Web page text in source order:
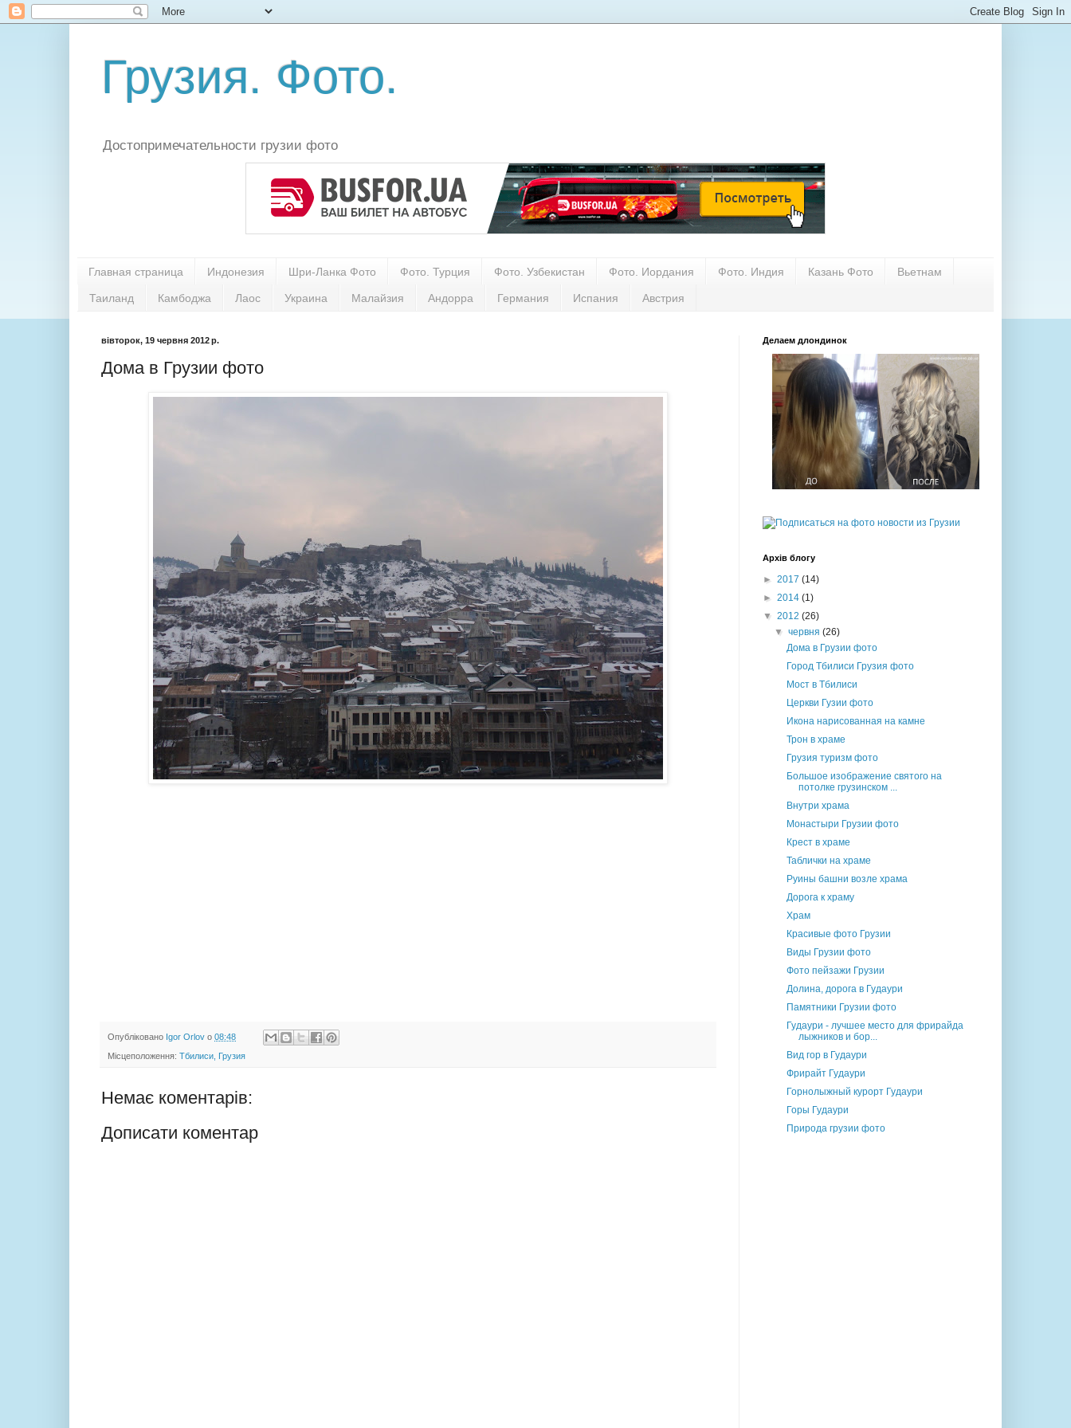
Грузия. Фото.
Достопримечательности грузии фото
Главная страница Индонезия Шри-Ланка Фото Фото. Турция Фото. Узбекистан Фото. Иордания Фото. Индия Казань Фото Вьетнам
Таиланд Камбоджа Лаос Украина Малайзия Андорра Германия Испания Австрия
вівторок, 19 червня 2012 р.
Дома в Грузии фото
Опубліковано Igor Orlov о 08:48
Місцеположення: Тбилиси, Грузия
Немає коментарів:
Дописати коментар
Делаем длондинок
Архів блогу
► 2017 (14)
► 2014 (1)
▼ 2012 (26)
▼червня(26)
Дома в Грузии фото
Город Тбилиси Грузия фото
Мост в Тбилиси
Церкви Гузии фото
Икона нарисованная на камне
Трон в храме
Грузия туризм фото
Большое изображение святого на
потолке грузинском ...
Внутри храма
Монастыри Грузии фото
Крест в храме
Таблички на храме
Руины башни возле храма
Дорога к храму
Храм
Красивые фото Грузии
Виды Грузии фото
Фото пейзажи Грузии
Долина, дорога в Гудаури
Памятники Грузии фото
Гудаури - лучшее место для фрирайда
лыжников и бор...
Вид гор в Гудаури
Фрирайт Гудаури
Горнолыжный курорт Гудаури
Горы Гудаури
Природа грузии фото